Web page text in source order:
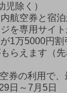
除く）
航空券と宿
を専用サイ
1万5000円割
らえます（先
券の利用で
日～7月5日